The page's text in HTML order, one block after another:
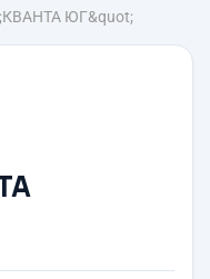
ЮГ&quot;